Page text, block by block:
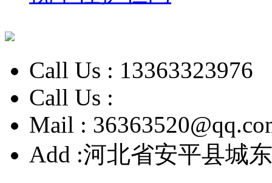
Call Us : 13363323976
Call Us :
Mail :
Add :河北省安平县城